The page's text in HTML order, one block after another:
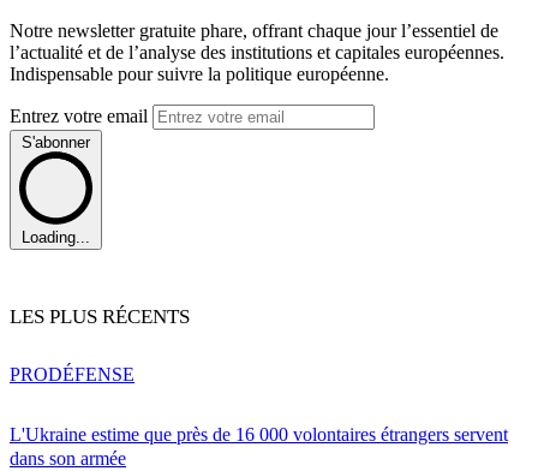
Notre newsletter gratuite phare, offrant chaque jour l’essentiel de
l’actualité et de l’analyse des institutions et capitales européennes.
Indispensable pour suivre la politique européenne.
Entrez votre email
S'abonner
Loading...
LES PLUS RÉCENTS
L'Ukraine estime que près de 16 000 volontaires étrangers servent
dans son armée
PRODÉFENSE